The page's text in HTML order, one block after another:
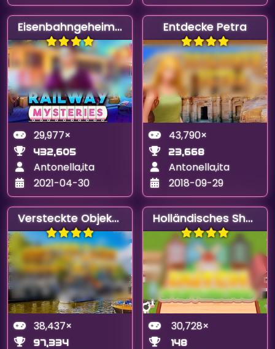
Eisenbahngeheimnisse
29,977×
432,605
Antonella,ita
2021-04-30
Entdecke Petra
43,790×
23,668
Antonella,ita
2018-09-29
Versteckte Objekte in Amsterdam
38,437×
97,334
Holländisches Shuffleboard
30,728×
148